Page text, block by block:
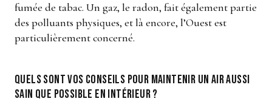
fumée de tabac. Un gaz, le radon, fait également partie
des polluants physiques, et là encore, l’Ouest est
particulièrement concerné.
Quels sont vos conseils pour maintenir un air aussi
sain que possible en intérieur ?